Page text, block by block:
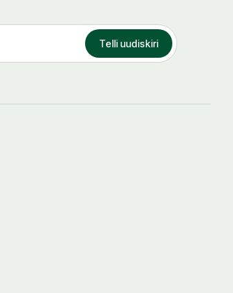
Telli uudiskiri